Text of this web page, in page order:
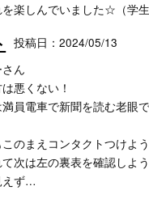
楽しんでいました☆（学生
投稿日：2024/05/13
ん
悪くない！
員電車で新聞を読む老眼で
のまえコンタクトつけよ
て次は左の裏表を確認しよ
えず…